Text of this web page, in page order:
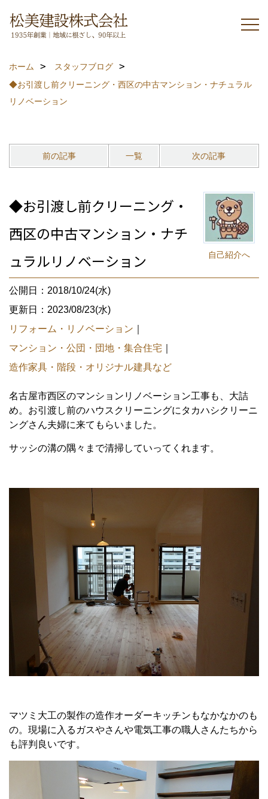
ホーム
スタッフブログ
◆お引渡し前クリーニング・西区の中古マンション・ナチュラル
リノベーション
前の記事 一覧 次の記事
自己紹介へ
◆お引渡し前クリーニング・
西区の中古マンション・ナチ
ュラルリノベーション
公開日：2018/10/24(水)
更新日：2023/08/23(水)
リフォーム・リノベーション
マンション・公団・団地・集合住宅
造作家具・階段・オリジナル建具など
名古屋市西区のマンションリノベーション工事も、大詰
め。お引渡し前のハウスクリーニングにタカハシクリーニ
ングさん夫婦に来てもらいました。
サッシの溝の隅々まで清掃していってくれます。
マツミ大工の製作の造作オーダーキッチンもなかなかのも
の。現場に入るガスやさんや電気工事の職人さんたちから
も評判良いです。